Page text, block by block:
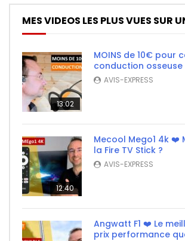
MES VIDEOS LES PLUS VUES SUR
13:02
MOINS de 10€ pour
conduction osseuse
AVIS-EXPRESS
12:40
Mecool Mego1 4k ❤️
la Fire TV Stick ?
AVIS-EXPRESS
Angwatt F1 ❤️ Le
prix performance